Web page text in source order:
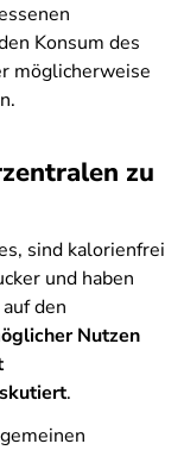
Konsum des
möglicherweise
zu
sind kalorienfrei
und haben
den
Nutzen
.